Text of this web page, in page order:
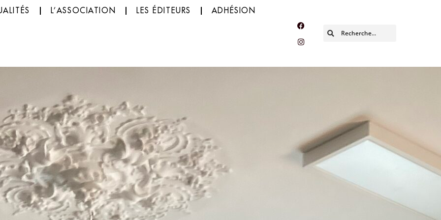
L’ASSOCIATION LES ÉDITEURS ADHÉSION